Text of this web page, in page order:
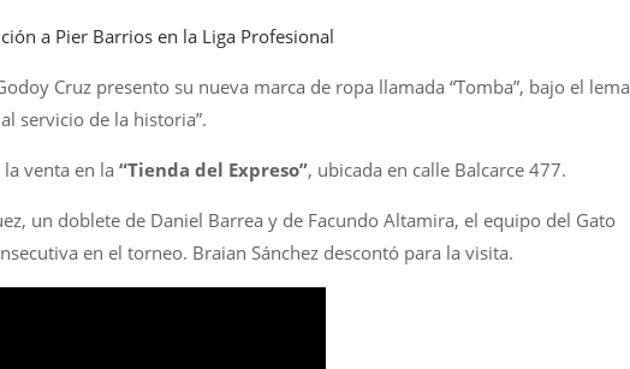
a Pier Barrios en la Liga Profesional
Cruz presento su nueva marca de ropa llamada “Tomba”, bajo el lema
servicio de la historia”.
venta en la “Tienda del Expreso”, ubicada en calle Balcarce 477.
un doblete de Daniel Barrea y de Facundo Altamira, el equipo del Gato
en el torneo. Braian Sánchez descontó para la visita.